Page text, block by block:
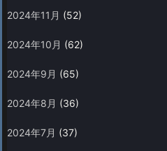
2024年11月 (52)
2024年10月 (62)
2024年9月 (65)
2024年8月 (36)
2024年7月 (37)